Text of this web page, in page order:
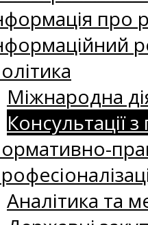
про
Міжнародна
Консультації
Аналітика та